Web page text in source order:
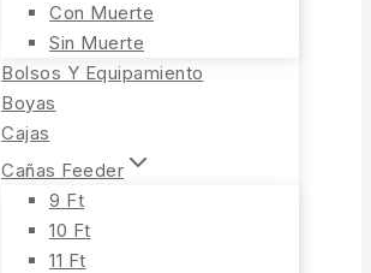
Con Muerte
Sin Muerte
Bolsos Y Equipamiento
Boyas
Cajas
Cañas Feeder
9 Ft
10 Ft
11 Ft